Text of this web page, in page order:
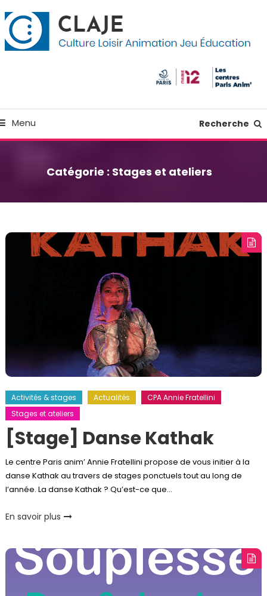
Menu Recherche
Catégorie : Stages et ateliers
Activités & stages Actualités
CPA Annie Fratellini
Stages et ateliers
[Stage] Danse Kathak
Le centre Paris anim’ Annie Fratellini propose de vous initier à la
danse Kathak au travers de stages ponctuels tout au long de
l’année. La danse Kathak ? Qu’est-ce que…
En savoir plus